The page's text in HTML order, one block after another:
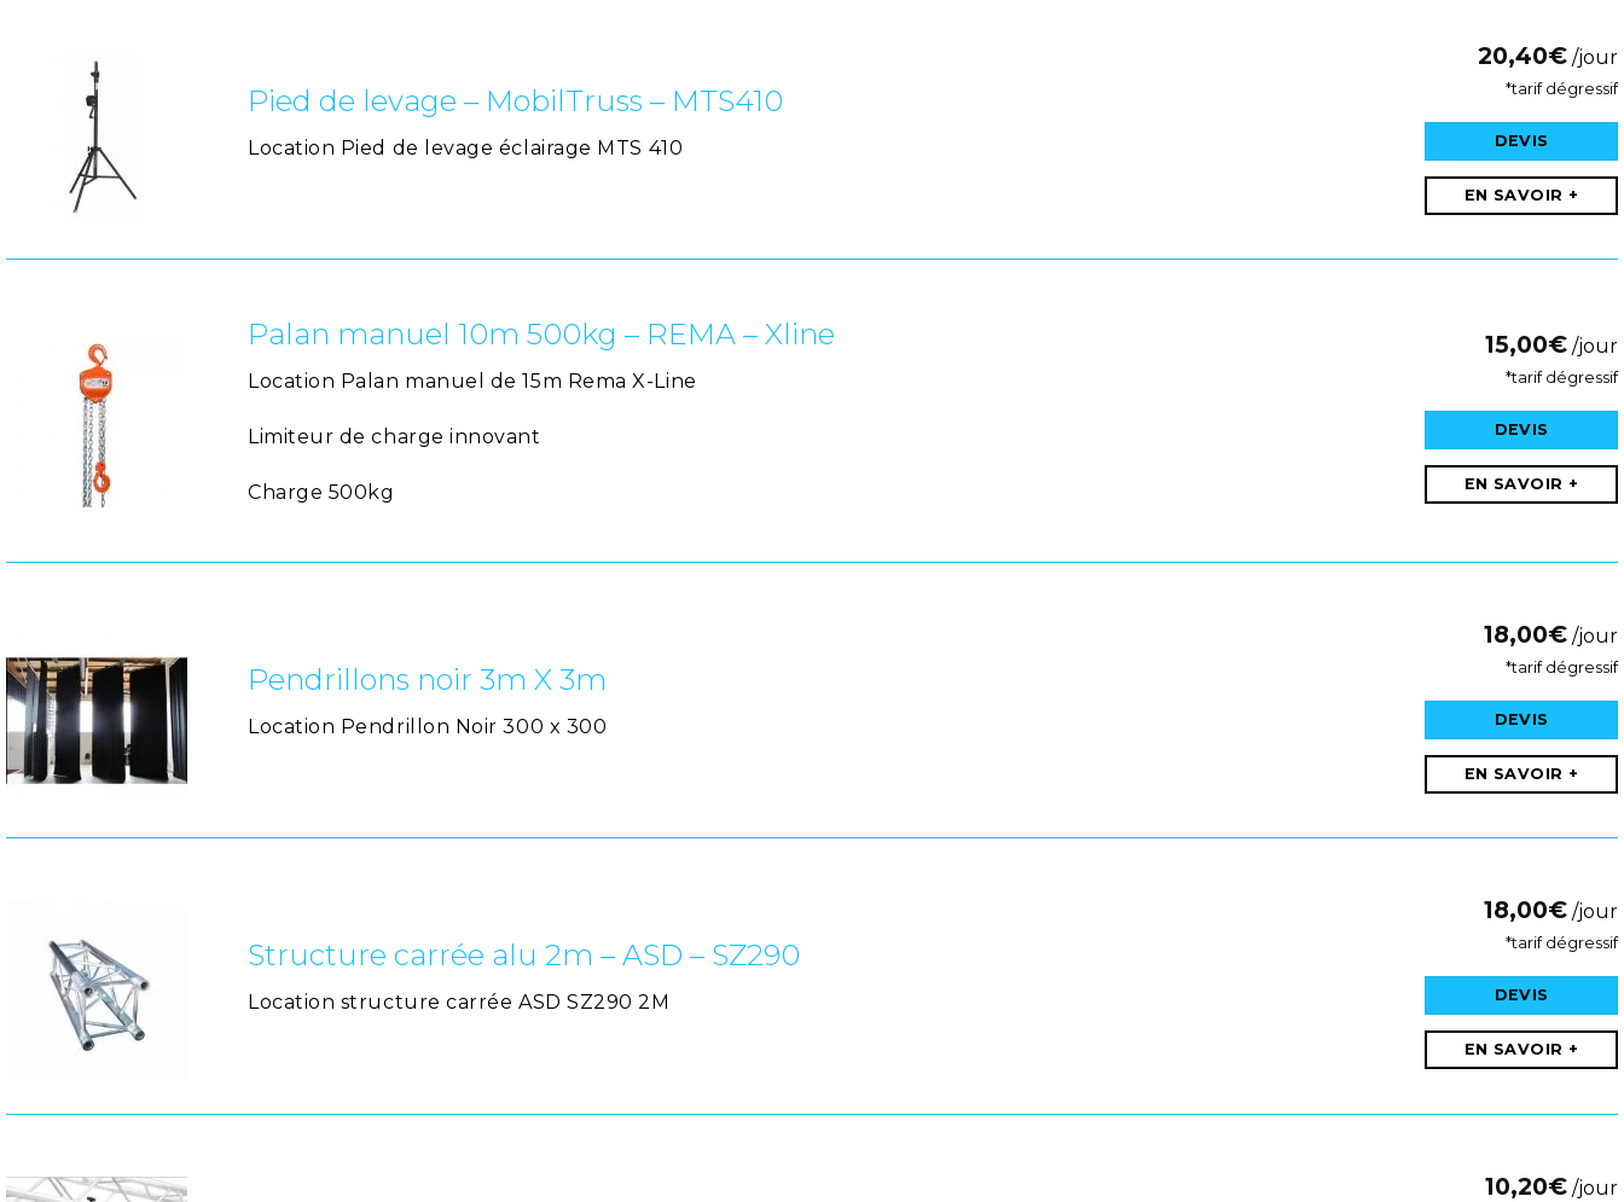
Pied de levage – MobilTruss – MTS410
Location Pied de levage éclairage MTS 410
20,40€ /jour
*tarif dégressif
DEVIS
EN SAVOIR +
Palan manuel 10m 500kg – REMA – Xline
Location Palan manuel de 15m Rema X-Line
Limiteur de charge innovant
Charge 500kg
15,00€ /jour
*tarif dégressif
DEVIS
EN SAVOIR +
Pendrillons noir 3m X 3m
Location Pendrillon Noir 300 x 300
18,00€ /jour
*tarif dégressif
DEVIS
EN SAVOIR +
Structure carrée alu 2m – ASD – SZ290
Location structure carrée ASD SZ290 2M
18,00€ /jour
*tarif dégressif
DEVIS
EN SAVOIR +
10,20€ /jour